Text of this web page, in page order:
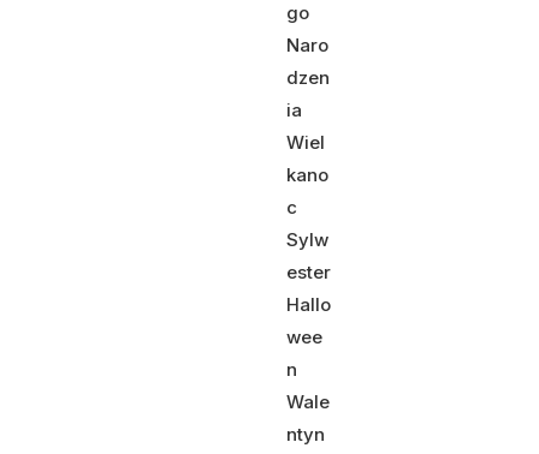
go
Naro
dzen
ia
Wiel
kano
c
Sylw
ester
Hallo
wee
n
Wale
ntyn